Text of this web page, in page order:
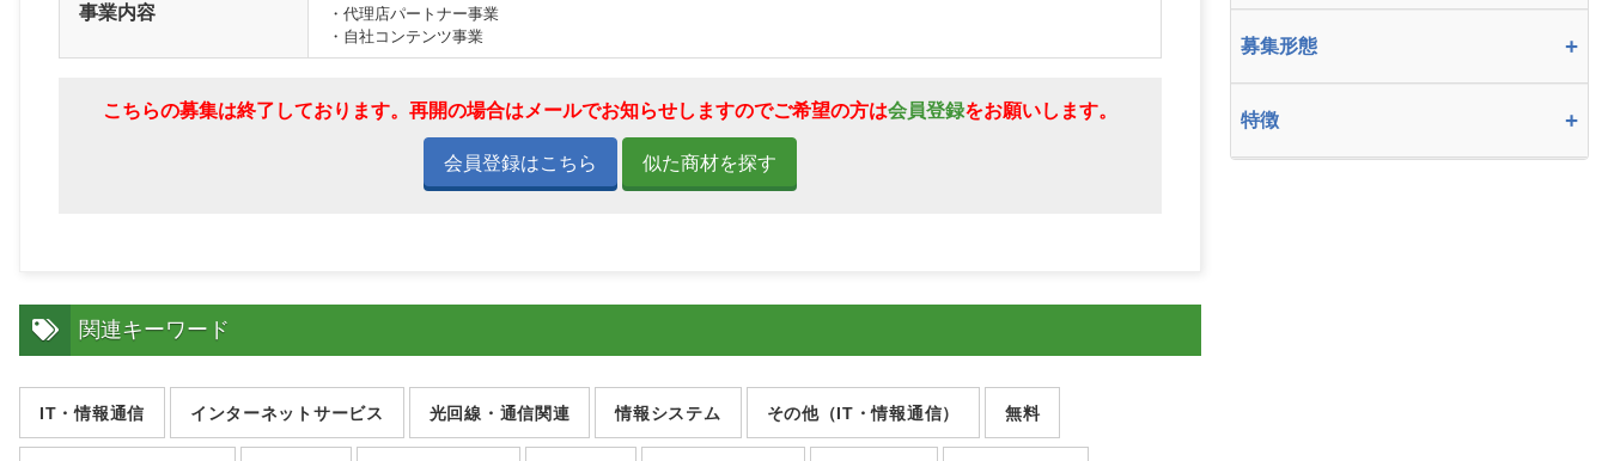
事業内容
・代理店パートナー事業
・自社コンテンツ事業
こちらの募集は終了しております。再開の場合はメールでお知らせしますのでご希望の方は会員登録をお願いします。
会員登録はこちら 似た商材を探す
関連キーワード
IT・情報通信 インターネットサービス 光回線・通信関連 情報システム その他（IT・情報通信） 無料
募集形態 +
特徴 +